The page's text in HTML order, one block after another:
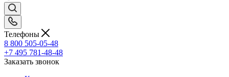
Телефоны
8 800 505-05-48
+7 495 781-48-48
Заказать звонок